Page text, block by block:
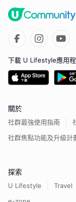
下載 U Lifestyle應用
關於
社群最強使用指南
社群焦點功能及升級計
探索
U Lifestyle Travel